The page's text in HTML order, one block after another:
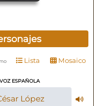
Lista Mosaico
VOZ ESPAÑOLA
López